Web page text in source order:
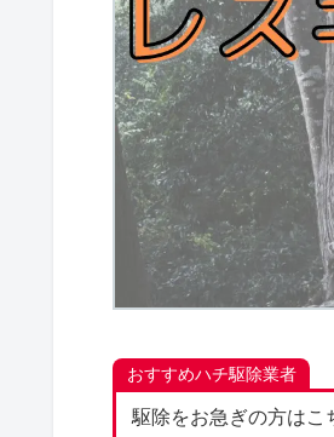
おすすめハチ駆除業者
駆除をお急ぎの方はこ